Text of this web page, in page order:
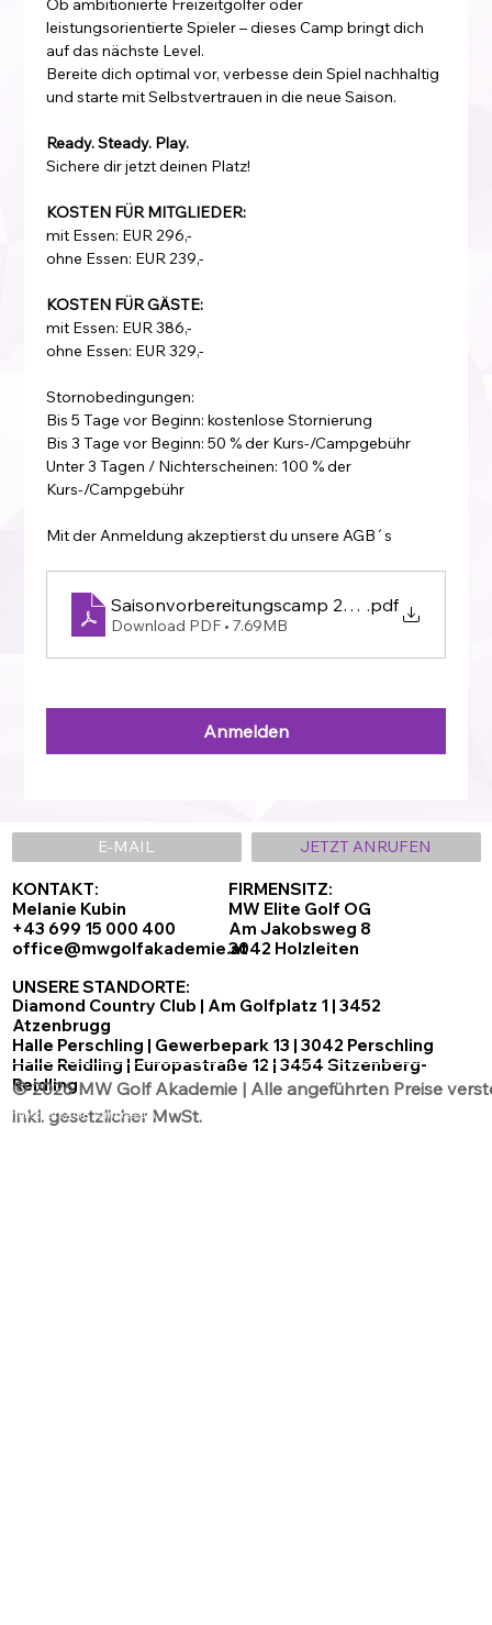
Ob ambitionierte Freizeitgolfer oder
leistungsorientierte Spieler – dieses Camp bringt dich
auf das nächste Level.
Bereite dich optimal vor, verbesse dein Spiel nachhaltig
und starte mit Selbstvertrauen in die neue Saison.
Ready. Steady. Play.
Sichere dir jetzt deinen Platz!
KOSTEN FÜR MITGLIEDER:
mit Essen: EUR 296,-
ohne Essen: EUR 239,-
KOSTEN FÜR GÄSTE:
mit Essen: EUR 386,-
ohne Essen: EUR 329,-
Stornobedingungen:
Bis 5 Tage vor Beginn: kostenlose Stornierung
Bis 3 Tage vor Beginn: 50 % der Kurs-/Campgebühr
Unter 3 Tagen / Nichterscheinen: 100 % der
Kurs-/Campgebühr
Mit der Anmeldung akzeptierst du unsere AGB´s
Saisonvorbereitungscamp 2027.pdf
Download PDF • 7.69MB
Anmelden
FIRMENSITZ:
MW Elite Golf OG
Am Jakobsweg 8
3042 Holzleiten
Diamond Country Club | Am Golfplatz 1 | 3452
Atzenbrugg
Halle Perschling | Gewerbepark 13 | 3042 Perschling
Halle Reidling | Europastraße 12 | 3454 Sitzenberg-
Reidling
UNSERE STANDORTE:
KONTAKT:
Melanie Kubin
+43 699 15 000 400
office@mwgolfakademie.at
JETZT ANRUFEN
© 2026 MW Golf Akademie | Alle angeführten Preise
inkl. gesetzlicher MwSt.
DatenschutzAGB´sImpressum
E-MAIL